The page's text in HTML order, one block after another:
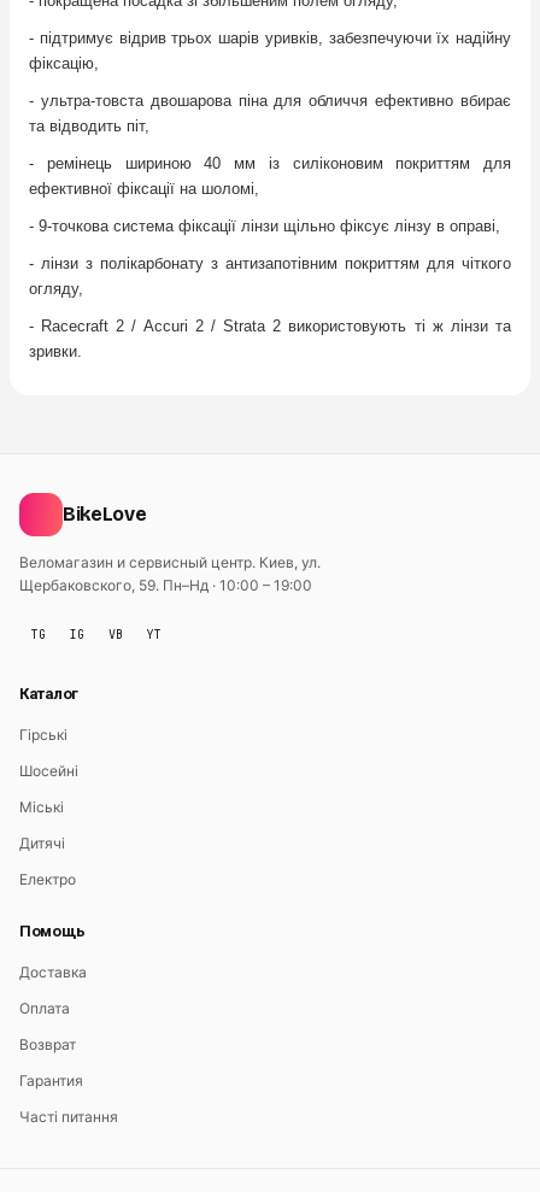
- підтримує відрив трьох шарів уривків, забезпечуючи їх надійну
фіксацію,
- ультра-товста двошарова піна для обличчя ефективно вбирає
та відводить піт,
- ремінець шириною 40 мм із силіконовим покриттям для
ефективної фіксації на шоломі,
- 9-точкова система фіксації лінзи щільно фіксує лінзу в оправі,
- лінзи з полікарбонату з антизапотівним покриттям для чіткого
огляду,
- Racecraft 2 / Accuri 2 / Strata 2 використовують ті ж лінзи та
зривки.
BikeLove
Веломагазин и сервисный центр. Киев, ул.
Щербаковского, 59. Пн–Нд · 10:00 – 19:00
TG IG VB YT
Каталог
Гірські
Шосейні
Міські
Дитячі
Електро
Помощь
Доставка
Оплата
Возврат
Гарантия
Часті питання